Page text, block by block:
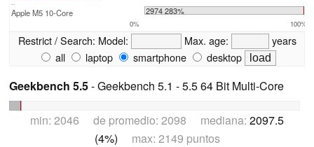
Apple M5 10-Core 2974 283%
0% 100%
Restrict / Search: Model: Max. age:
years
all
laptop smartphone desktop
Geekbench 5.5- Geekbench 5.1 - 5.5 64 Bit Multi-Core
min: 2046 de promedio: 2098 mediana: 2097.5
(4%) max: 2149 puntos